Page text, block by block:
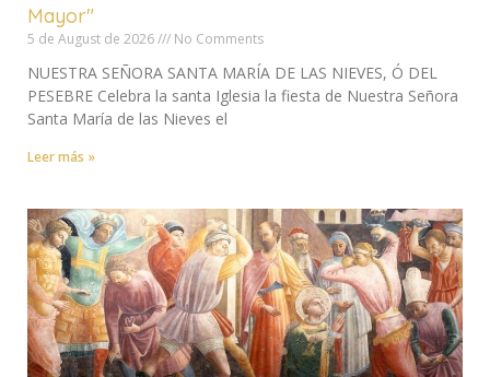
Mayor"
5 de August de 2026 No Comments
NUESTRA SEÑORA SANTA MARÍA DE LAS NIEVES, Ó DEL
PESEBRE Celebra la santa Iglesia la fiesta de Nuestra Señora
Santa María de las Nieves el
Leer más »